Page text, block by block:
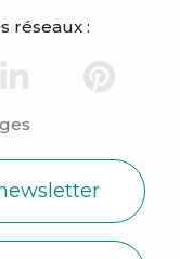
réseaux :